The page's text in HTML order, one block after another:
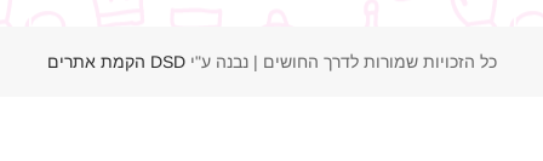
כל הזכויות שמורות לדרך החושים | נבנה ע"יDSD הקמת אתרים